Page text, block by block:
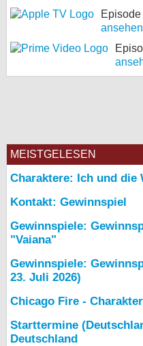
ansehen
MEISTGELESEN
Charaktere: Ich und die
Kontakt: Gewinnspiel
Gewinnspiele:
"Vaiana"
Gewinnspiele:
23. Juli 2026)
Chicago Fire -
Starttermine
Deutschland